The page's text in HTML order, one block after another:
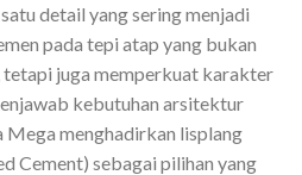
detail yang sering menjadi
pada tepi atap yang bukan
juga memperkuat karakter
kebutuhan arsitektur
Mega menghadirkan lisplang
Cement) sebagai pilihan yang